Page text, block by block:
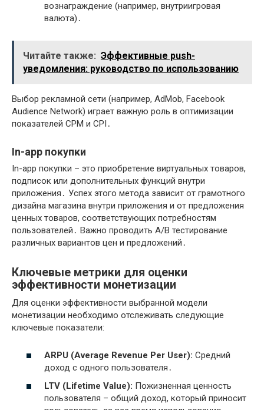
вознаграждение (например, внутриигровая
валюта)․
Читайте также: Эффективные push-
уведомления: руководство по использованию
Выбор рекламной сети (например, AdMob, Facebook
Audience Network) играет важную роль в оптимизации
показателей CPM и CPI․
In-app покупки
In-app покупки – это приобретение виртуальных товаров,
подписок или дополнительных функций внутри
приложения․ Успех этого метода зависит от грамотного
дизайна магазина внутри приложения и от предложения
ценных товаров, соответствующих потребностям
пользователей․ Важно проводить A/B тестирование
различных вариантов цен и предложений․
Ключевые метрики для оценки
эффективности монетизации
Для оценки эффективности выбранной модели
монетизации необходимо отслеживать следующие
ключевые показатели:
ARPU (Average Revenue Per User): Средний
доход с одного пользователя․
LTV (Lifetime Value): Пожизненная ценность
пользователя – общий доход, который приносит